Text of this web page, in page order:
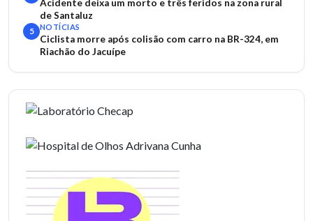
Acidente deixa um morto e três feridos na zona rural
de Santaluz
5 NOTÍCIAS
Ciclista morre após colisão com carro na BR-324, em
Riachão do Jacuípe